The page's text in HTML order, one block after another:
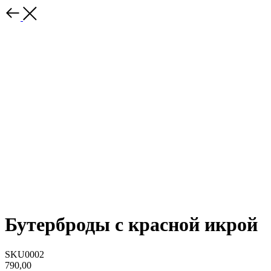
Бутерброды с красной икрой
SKU0002
790,00